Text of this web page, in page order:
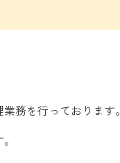
務を行っております。